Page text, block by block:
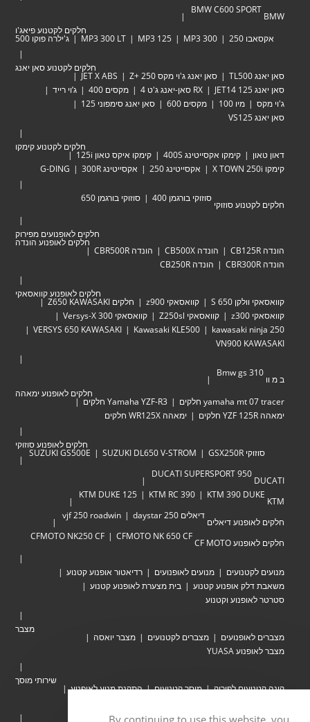
BMW
BMW C600 SPORT
חלקים לקטנוע פיאג'ו
אקסאבו 250 MP3 300
MP3 125
MP3 300 LT ג'ילרה פוקו 500
חלקים לקטנוע סאן יאנג
סאן יאנג TL500 סאן יאנג ג'וי מקס Zּ+ 250
JET X ABS
סאן יאנג JET14 125
RX סאן-יאנג ג'ט 4 מקסים 400
ג’וי רייד
ג'וי מקס
מיו 100 מקסים 600
סאן יאנג סימפוני 125
סאן יאנג VS125
חלקים לקטנוע קימקו
דאון טאון קימקו אקסייטינג 400S
קימקו איקס טאון 125i
קימקו X TOWN 250i
אקסייטינג 250 אקסייטינג 300R G-DING
חלקים לקטנוע סוזוקי
סוזוקי בורגמן 400 סוזוקי בורגמן 650
חלקים לאופנועים מפירוק
חלקים לאופנוע הונדה
הונדה CB125R הונדה CB500X
הונדה CBR500R
הונדה CBR300R
הונדה CB250R
חלקים לאופנוע קוואסאקי
קוואסאקי וולקן 650 S קוואסאקי z900
חלקים Z650 KAWASAKI
קוואסאקי z300
קוואסאקי Z250sl
קוואסאקי Versys-X 300
kawasaki ninja 250
Kawasaki KLE500
VERSYS 650 KAWASAKI
VN900 KAWASAKI
ב מ וו
Bmw gs 310
חלקים לאופנוע ימאהה
yamaha mt 07 tracer חלקים
Yamaha YZF-R3 חלקים
ימאהה YZF 125R חלקים
ימאהה WR125X חלקים
חלקים לאופנוע סוזוקי
סוזוקי GSX250R SUZUKI DL650 V-STROM
SUZUKI GS500E
DUCATI
DUCATI SUPERSPORT 950
KTM
KTM 390 DUKE
KTM RC 390
KTM DUKE 125
חלקים לאופנוע דיאלים
דיאלים 250 daystar vjf 250 roadwin
חלקים לאופנוע CF MOTO
CFMOTO NK 650 CF
CFMOTO NK250 CF
מנועים לקטנועים מנועים לאופנועים
רדיאטור אופנוע קטנוע
משאבת דלק אופנוע קטנוע
בית מצערת לאופנוע קטנוע
סטרטר לאופנוע וקטנוע
מצבר
מצברים לאופנועים מצברים לקטנועים
מצבר יואסה
מצבר לאופנוע YUASA
שירותי מוסך
קונה קטנועים לפירוק מוסך קטנועים
התקנת מנוע לאופנוע
By continuing to use this website, you